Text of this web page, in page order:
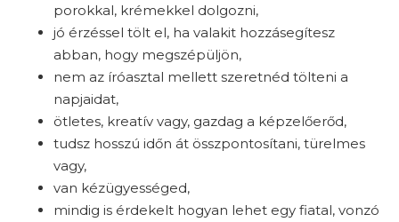
porokkal, krémekkel dolgozni,
jó érzéssel tölt el, ha valakit hozzásegítesz
abban, hogy megszépüljön,
nem az íróasztal mellett szeretnéd tölteni a
napjaidat,
ötletes, kreatív vagy, gazdag a képzelőerőd,
tudsz hosszú időn át összpontosítani, türelmes
vagy,
van kézügyességed,
mindig is érdekelt hogyan lehet egy fiatal, vonzó